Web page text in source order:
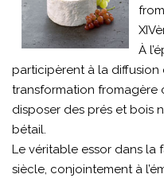
À
participèrent à la diffusion
transformation fromagère
disposer des prés et bois
bétail.
Le véritable essor dans la
siècle, conjointement à